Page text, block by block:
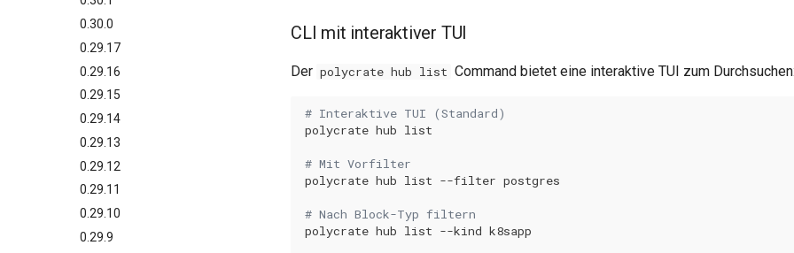
0.30.0
0.29.17
0.29.16
0.29.15
0.29.14
0.29.13
0.29.12
0.29.11
0.29.10
0.29.9
CLI mit interaktiver TUI
Der polycrate hub list Command bietet eine interaktive TUI zum
# Interaktive TUI (Standard)
polycrate hub
# Mit Vorfilter
polycrate hub list --filter
# Nach Block-Typ filtern
polycrate hub list --kind